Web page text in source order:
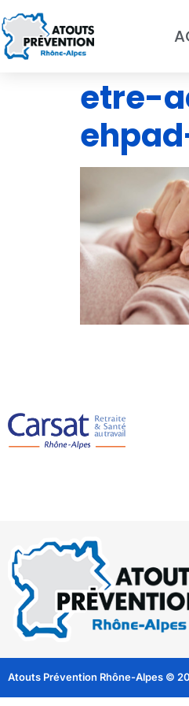
etre-
Atouts Prévention Rhône-Alpes ©